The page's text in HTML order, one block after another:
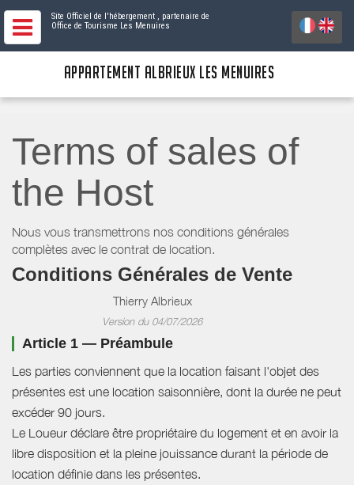
Site Officiel de l'hébergement , partenaire de
Office de Tourisme Les Menuires
APPARTEMENT ALBRIEUX LES MENUIRES
Terms of sales of
the Host
Nous vous transmettrons nos conditions générales
complètes avec le contrat de location.
Conditions Générales de Vente
Thierry Albrieux
Version du 04/07/2026
Article 1 — Préambule
Les parties conviennent que la location faisant l'objet des
présentes est une location saisonnière, dont la durée ne peut
excéder 90 jours.
Le Loueur déclare être propriétaire du logement et en avoir la
libre disposition et la pleine jouissance durant la période de
location définie dans les présentes.